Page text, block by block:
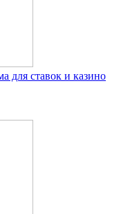
для ставок и казино